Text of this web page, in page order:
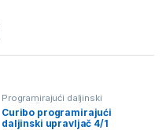
Programirajući daljinski
upravljači
Curibo programirajući
daljinski upravljač 4/1